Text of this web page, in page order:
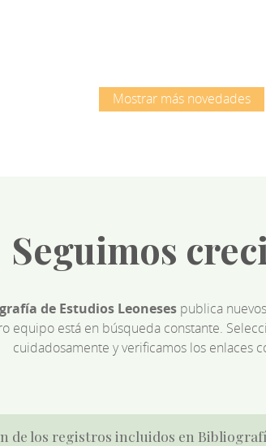
Mostrar más novedades
Seguimos
de Estudios Leonesespublica
equipo está en búsqueda constante.
cuidadosamente y verificamos los enlaces
de los registros incluidos en